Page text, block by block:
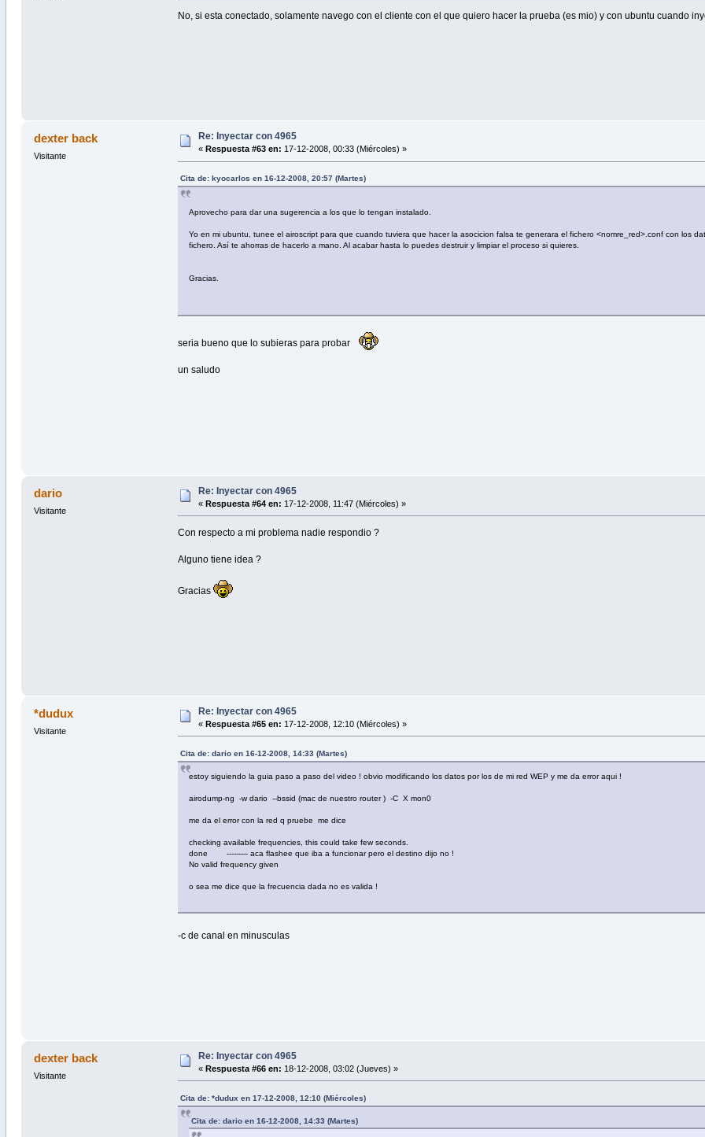
No, si esta conectado, solamente navego con el cliente con el que quiero hacer la prueba (es mio) y con ubuntu cuando
dexter back
Visitante
Re: Inyectar con 4965
« Respuesta #63 en: 17-12-2008, 00:33 (Miércoles) »
Cita de: kyocarlos en 16-12-2008, 20:57 (Martes)
Aprovecho para dar una sugerencia a los que lo tengan instalado.
Yo en mi ubuntu, tunee el airoscript para que cuando tuviera que hacer la asocicion falsa te generara el fichero <nomre_red>.conf con los
fichero. Así te ahorras de hacerlo a mano. Al acabar hasta lo puedes destruir y limpiar el proceso si quieres.
Gracias.
seria bueno que lo subieras para probar
un saludo
dario
Visitante
Re: Inyectar con 4965
« Respuesta #64 en: 17-12-2008, 11:47 (Miércoles) »
Con respecto a mi problema nadie respondio ?
Alguno tiene idea ?
Gracias
*dudux
Visitante
Re: Inyectar con 4965
« Respuesta #65 en: 17-12-2008, 12:10 (Miércoles) »
Cita de: dario en 16-12-2008, 14:33 (Martes)
estoy siguiendo la guia paso a paso del video ! obvio modificando los datos por los de mi red WEP y me da error aqui !
airodump-ng -w dario --bssid (mac de nuestro router ) -C X mon0
me da el error con la red q pruebe me dice
checking available frequencies, this could take few seconds.
done --------- aca flashee que iba a funcionar pero el destino dijo no !
No valid frequency given
o sea me dice que la frecuencia dada no es valida !
-c de canal en minusculas
dexter back
Visitante
Re: Inyectar con 4965
« Respuesta #66 en: 18-12-2008, 03:02 (Jueves) »
Cita de: *dudux en 17-12-2008, 12:10 (Miércoles)
Cita de: dario en 16-12-2008, 14:33 (Martes)